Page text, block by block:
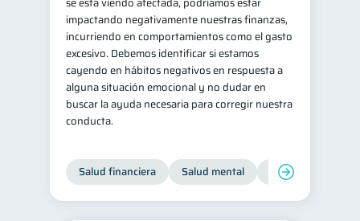
impactando negativamente nuestras finanzas,
incurriendo en comportamientos como el gasto
excesivo. Debemos identificar si estamos
cayendo en hábitos negativos en respuesta a
alguna situación emocional y no dudar en
buscar la ayuda necesaria para corregir nuestra
conducta.
Salud financiera Salud mental Inclusión